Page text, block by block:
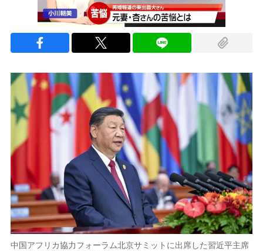
中国アフリカ協力フォーラム北京サミットに出席した習近平主席